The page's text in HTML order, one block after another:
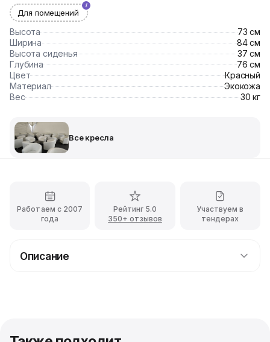
Для помещений
Высота
73 см
Ширина
84 см
Высота сиденья
37 см
Глубина
76 см
Цвет
Красный
Материал
Экокожа
Вес
30 кг
Все кресла
Работаем с 2007
года
Рейтинг 5.0
350+ отзывов
Участвуем в
тендерах
Описание